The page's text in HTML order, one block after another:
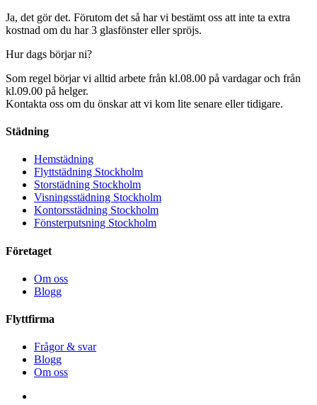
Ja, det gör det. Förutom det så har vi bestämt oss att inte ta extra
kostnad om du har 3 glasfönster eller spröjs.
Hur dags börjar ni?
Som regel börjar vi alltid arbete från kl.08.00 på vardagar och från
kl.09.00 på helger.
Kontakta oss om du önskar att vi kom lite senare eller tidigare.
Städning
Hemstädning
Flyttstädning Stockholm
Storstädning Stockholm
Visningsstädning Stockholm
Kontorsstädning Stockholm
Fönsterputsning Stockholm
Företaget
Om oss
Blogg
Flyttfirma
Frågor & svar
Blogg
Om oss